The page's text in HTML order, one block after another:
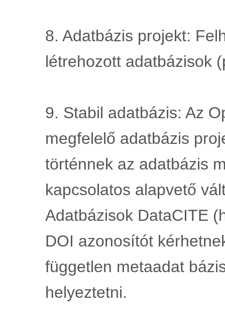
8. Adatbázis projekt:
létrehozott adatbázisok
9. Stabil adatbázis: Az
megfelelő adatbázis
történnek az adatbázis
kapcsolatos alapvető
Adatbázisok DataCITE
DOI azonosítót
független metaadat